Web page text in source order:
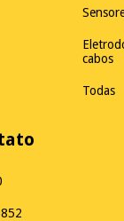
cabos
Todas